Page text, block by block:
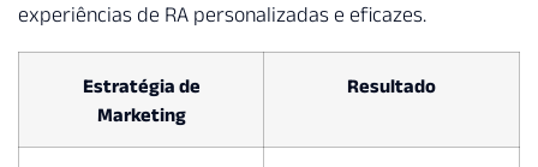
experiências de RA personalizadas e eficazes.
Estratégia de
Marketing
Resultado